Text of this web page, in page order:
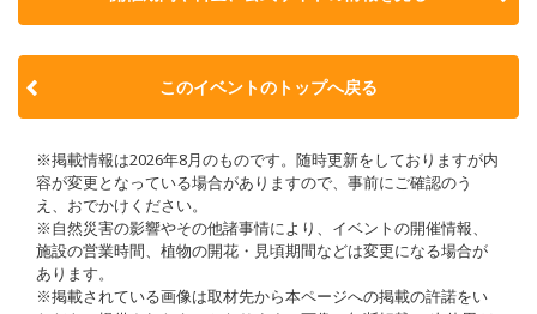
このイベントのトップへ戻る
※掲載情報は2026年8月のものです。随時更新をしておりますが内
容が変更となっている場合がありますので、事前にご確認のう
え、おでかけください。
※自然災害の影響やその他諸事情により、イベントの開催情報、
施設の営業時間、植物の開花・見頃期間などは変更になる場合が
あります。
※掲載されている画像は取材先から本ページへの掲載の許諾をい